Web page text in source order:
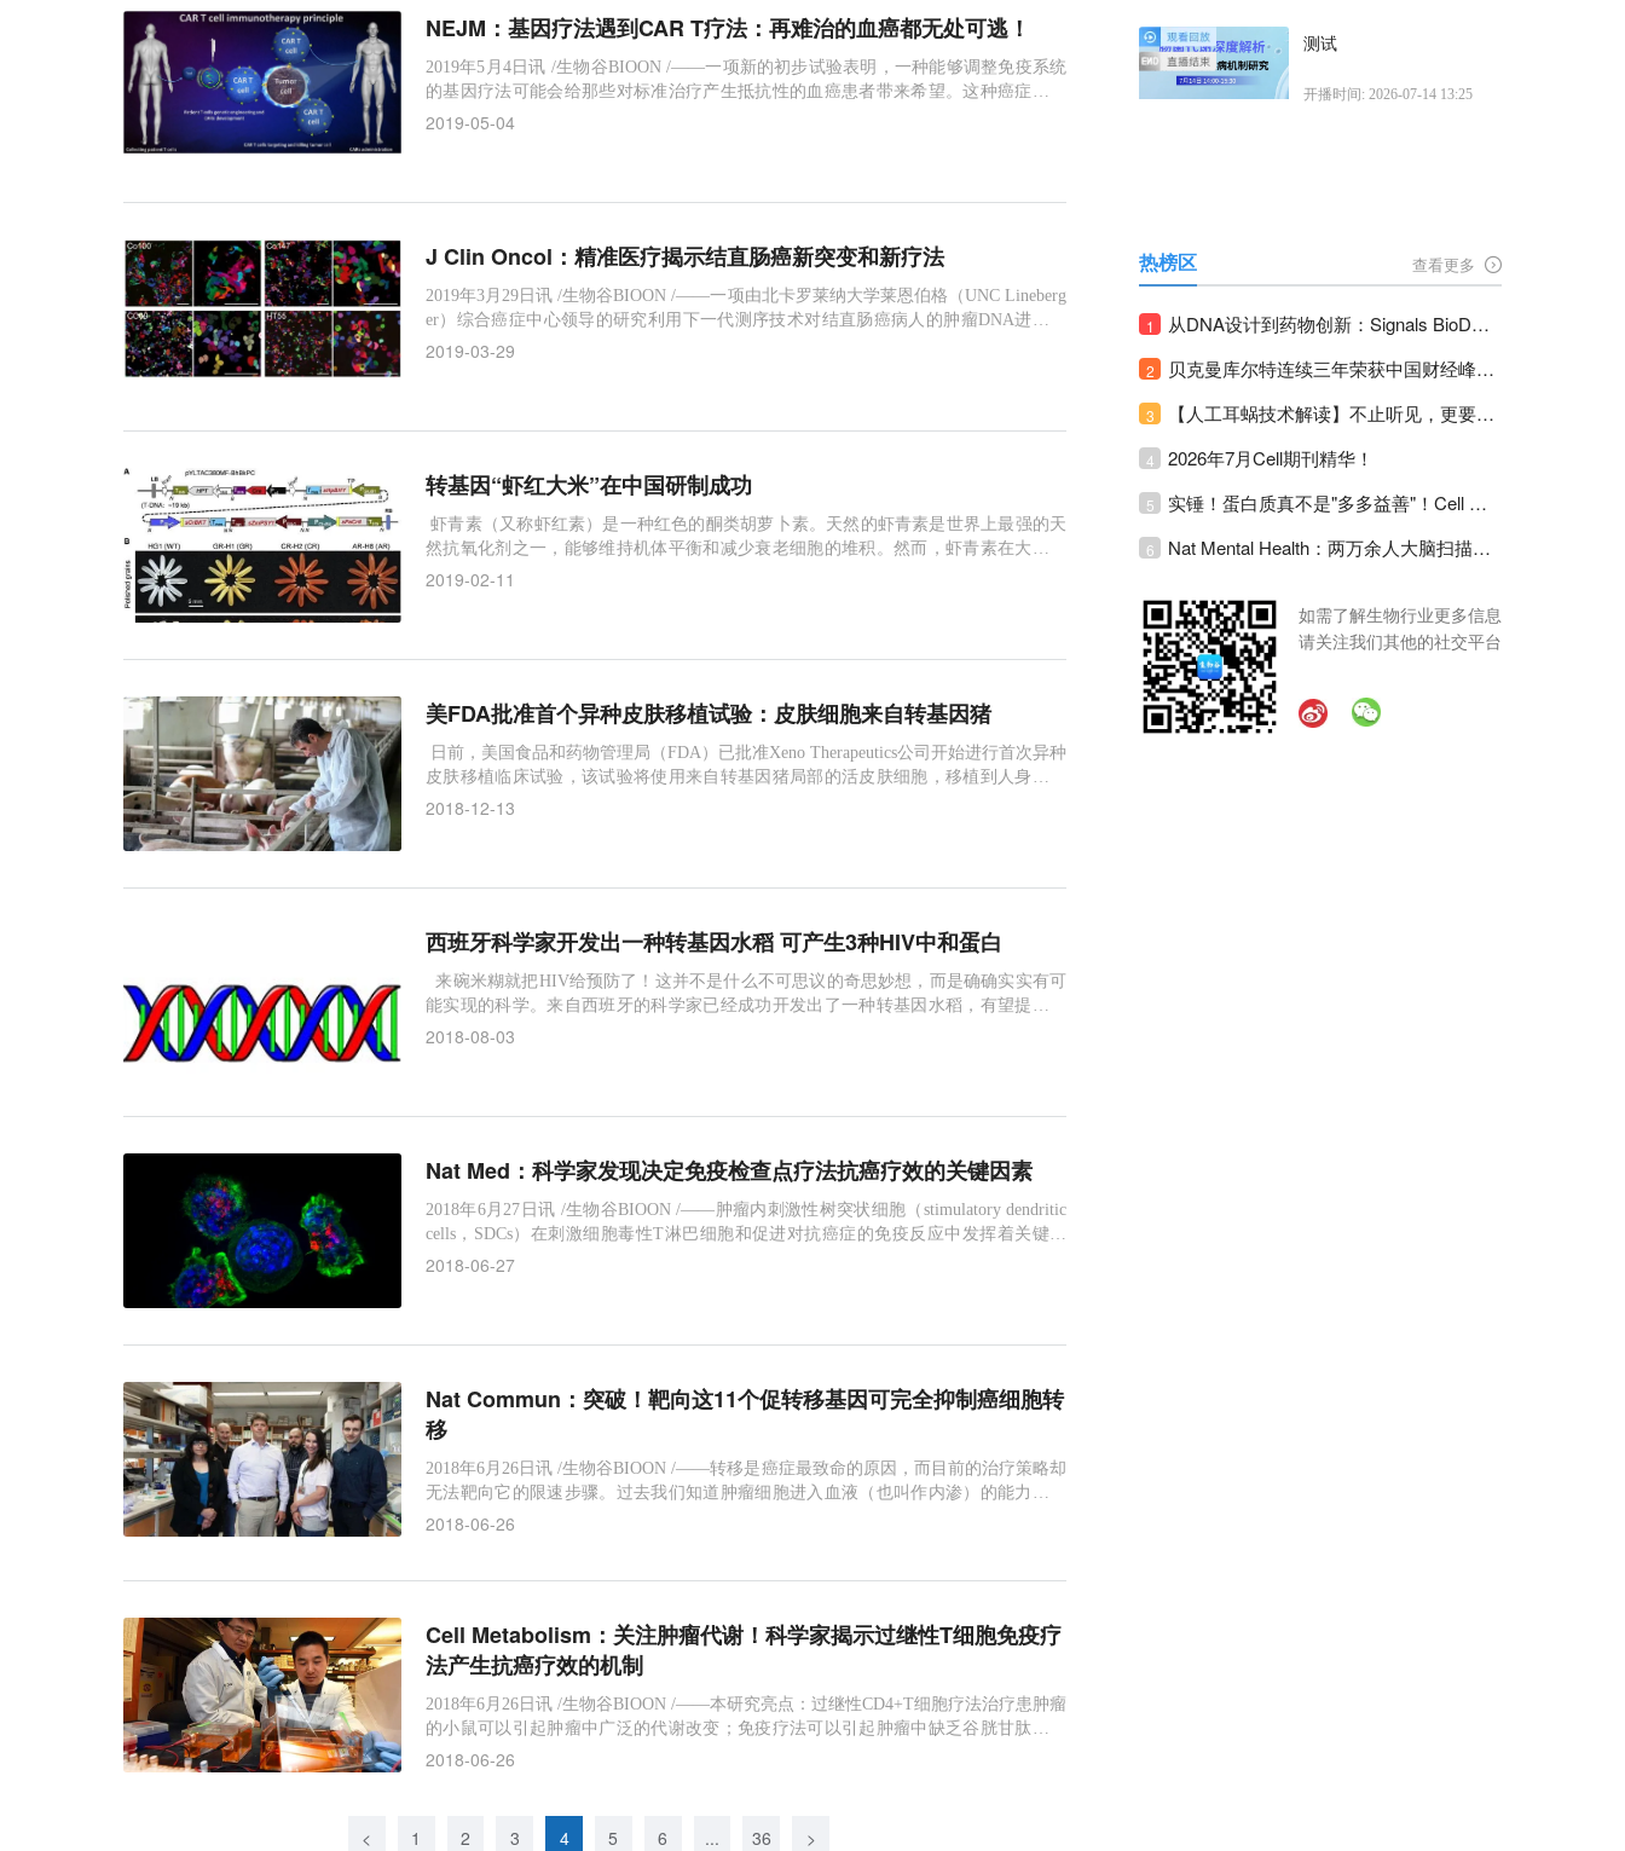
NEJM：基因疗法遇到CAR T疗法：再难治的血癌都无处可逃！
2019年5月4日讯 /生物谷BIOON /——一项新的初步试验表明，一种能够调整免疫系统
的基因疗法可能会给那些对标准治疗产生抵抗性的血癌患者带来希望。这种癌症被称
为多发性骨髓瘤，起源于某些白细胞。目前这种疾病还无法治愈，但有一些治疗方法
2019-05-04
J Clin Oncol：精准医疗揭示结直肠癌新突变和新疗法
2019年3月29日讯 /生物谷BIOON /——一项由北卡罗莱纳大学莱恩伯格（UNC Lineberg
er）综合癌症中心领导的研究利用下一代测序技术对结直肠癌病人的肿瘤DNA进行了
分析，结果找到了和不同的生存期及治疗结果相关的基因突变。这项研究发表在《Jour
2019-03-29
转基因“虾红大米”在中国研制成功
虾青素（又称虾红素）是一种红色的酮类胡萝卜素。天然的虾青素是世界上最强的天
然抗氧化剂之一，能够维持机体平衡和减少衰老细胞的堆积。然而，虾青素在大多数
高等植物中无法产生，只在一些藻类和酵母产生。因此在平时的膳食中，人们获取抗
2019-02-11
美FDA批准首个异种皮肤移植试验：皮肤细胞来自转基因猪
日前，美国食品和药物管理局（FDA）已批准Xeno Therapeutics公司开始进行首次异种
皮肤移植临床试验，该试验将使用来自转基因猪局部的活皮肤细胞，移植到人身上，
作为严重烧伤的治疗方法。Xeno Therapeutics旗下具有生物活性的Xeno-Skin产品由取
2018-12-13
西班牙科学家开发出一种转基因水稻 可产生3种HIV中和蛋白
来碗米糊就把HIV给预防了！这并不是什么不可思议的奇思妙想，而是确确实实有可
能实现的科学。来自西班牙的科学家已经成功开发出了一种转基因水稻，有望提供一
种廉价的替代品，来生产可预防艾滋病的药物。诚然，口服抗病毒药物用作暴露前预
2018-08-03
Nat Med：科学家发现决定免疫检查点疗法抗癌疗效的关键因素
2018年6月27日讯 /生物谷BIOON /——肿瘤内刺激性树突状细胞（stimulatory dendritic
cells，SDCs）在刺激细胞毒性T淋巴细胞和促进对抗癌症的免疫反应中发挥着关键作
用。研究调节SDCs在肿瘤微环境（tumor microenvironment，TME）中富集情况的机理
2018-06-27
Nat Commun：突破！靶向这11个促转移基因可完全抑制癌细胞转
移
2018年6月26日讯 /生物谷BIOON /——转移是癌症最致命的原因，而目前的治疗策略却
无法靶向它的限速步骤。过去我们知道肿瘤细胞进入血液（也叫作内渗）的能力高度
依赖于肿瘤细胞体内的移动能力，这使得这个过程成为了极具吸引力的抗肿瘤靶标。
2018-06-26
Cell Metabolism：关注肿瘤代谢！科学家揭示过继性T细胞免疫疗
法产生抗癌疗效的机制
2018年6月26日讯 /生物谷BIOON /——本研究亮点：过继性CD4+T细胞疗法治疗患肿瘤
的小鼠可以引起肿瘤中广泛的代谢改变；免疫疗法可以引起肿瘤中缺乏谷胱甘肽并产
生氧化性DNA损伤；TNF-α和化疗协同作用可以通过NADPH氧化酶提高肿瘤中的ROS
2018-06-26
< 1 2 3 4 5 6 ... 36 >
测试
开播时间: 2026-07-14 13:25
热榜区 查看更多
1 从DNA设计到药物创新：Signals BioDesign如何重塑分子生物学研发生态！
2 贝克曼库尔特连续三年荣获中国财经峰会三项大奖！
3 【人工耳蜗技术解读】不止听见，更要听见未来 ---- 智能耳蜗，开启人工耳蜗技术新纪元！
4 2026年7月Cell期刊精华！
5 实锤！蛋白质真不是"多多益善"！Cell Press Blue：适度限蛋白，反而拉长健康寿命！
6 Nat Mental Health：两万余人大脑扫描刷新抑郁脑科学认知！抑郁不只是情绪病，视觉、运动脑区同步受损！
如需了解生物行业更多信息
请关注我们其他的社交平台